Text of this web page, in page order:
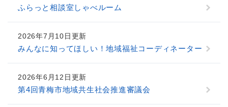
ふらっと相談室しゃべルーム
2026年7月10日更新
みんなに知ってほしい！地域福祉コーディネーター
2026年6月12日更新
第4回青梅市地域共生社会推進審議会